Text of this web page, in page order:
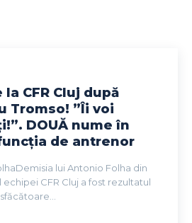
la CFR Cluj după
Tromso! ”Îi voi
DOUĂ nume în
de antrenor
lui Antonio Folha din
CFR Cluj a fost rezultatul